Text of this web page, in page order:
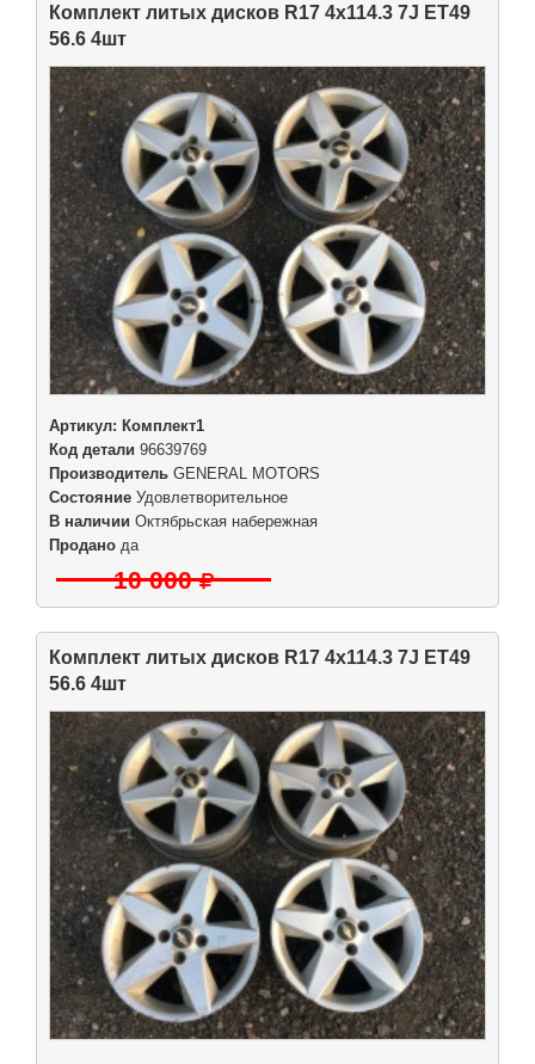
Комплект литых дисков R17 4x114.3 7J ET49
56.6 4шт
Артикул: Комплект1
Код детали 96639769
Производитель GENERAL MOTORS
Состояние Удовлетворительное
В наличии Октябрьская набережная
Продано да
10 000
Комплект литых дисков R17 4x114.3 7J ET49
56.6 4шт